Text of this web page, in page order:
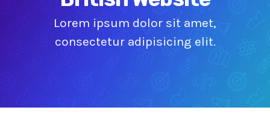
Lorem ipsum dolor sit amet,
consectetur adipisicing elit.